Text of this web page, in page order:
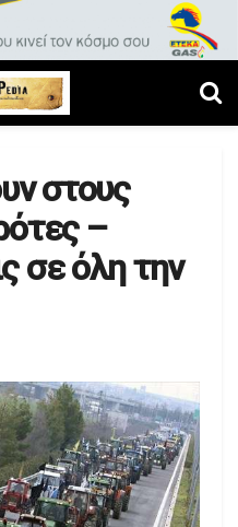
στους
–
σε όλη την